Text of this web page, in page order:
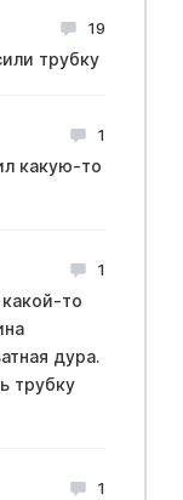
19
трубку
1
какую-то
1
то
дура.
трубку
1